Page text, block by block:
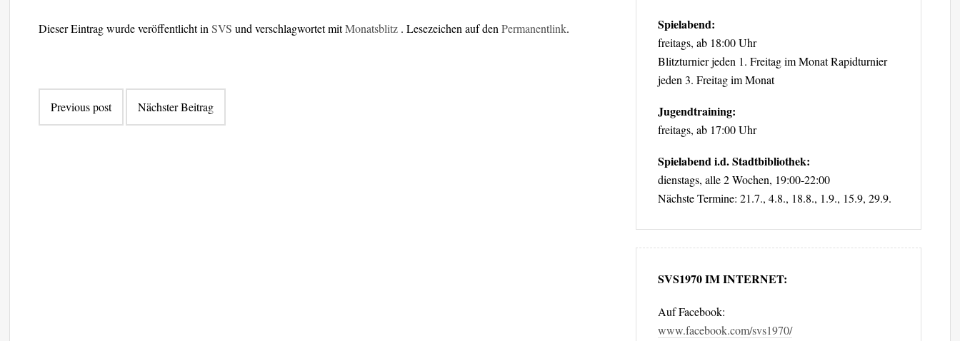
Dieser Eintrag wurde veröffentlicht inSVS und verschlagwortet mitMonatsblitz . Lesezeichen auf denPermanentlink.
Beitragsnavigation
Previous post Nächster Beitrag
Spielabend:
freitags, ab 18:00 Uhr
Blitzturnier jeden 1. Freitag im Monat Rapidturnier
jeden 3. Freitag im Monat
Jugendtraining:
freitags, ab 17:00 Uhr
Spielabend i.d. Stadtbibliothek:
dienstags, alle 2 Wochen, 19:00-22:00
Nächste Termine: 21.7., 4.8., 18.8., 1.9., 15.9, 29.9.
SVS1970 IM INTERNET:
Auf Facebook:
www.facebook.com/svs1970/